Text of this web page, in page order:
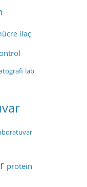
ilaç
lab
protein